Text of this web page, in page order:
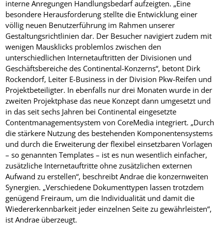
interne Anregungen Handlungsbedarf aufzeigten. „Eine
besondere Herausforderung stellte die Entwicklung einer
völlig neuen Benutzerführung im Rahmen unserer
Gestaltungsrichtlinien dar. Der Besucher navigiert zudem mit
wenigen Mausklicks problemlos zwischen den
unterschiedlichen Internetauftritten der Divisionen und
Geschäftsbereiche des Continental-Konzerns“, betont Dirk
Rockendorf, Leiter E-Business in der Division Pkw-Reifen und
Projektbeteiligter. In ebenfalls nur drei Monaten wurde in der
zweiten Projektphase das neue Konzept dann umgesetzt und
in das seit sechs Jahren bei Continental eingesetzte
Contentmanagementsystem von CoreMedia integriert. „Durch
die stärkere Nutzung des bestehenden Komponentensystems
und durch die Erweiterung der flexibel einsetzbaren Vorlagen
– so genannten Templates – ist es nun wesentlich einfacher,
zusätzliche Internetauftritte ohne zusätzlichen externen
Aufwand zu erstellen“, beschreibt Andrae die konzernweiten
Synergien. „Verschiedene Dokumenttypen lassen trotzdem
genügend Freiraum, um die Individualität und damit die
Wiedererkennbarkeit jeder einzelnen Seite zu gewährleisten“,
ist Andrae überzeugt.